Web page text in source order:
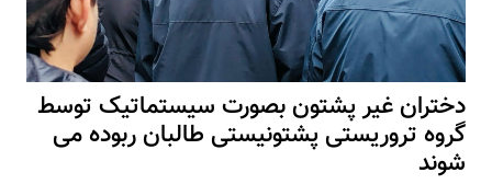
دختران غیر پشتون بصورت سیستماتیک توسط
گروه تروریستی پشتونیستی طالبان ربوده می
شوند